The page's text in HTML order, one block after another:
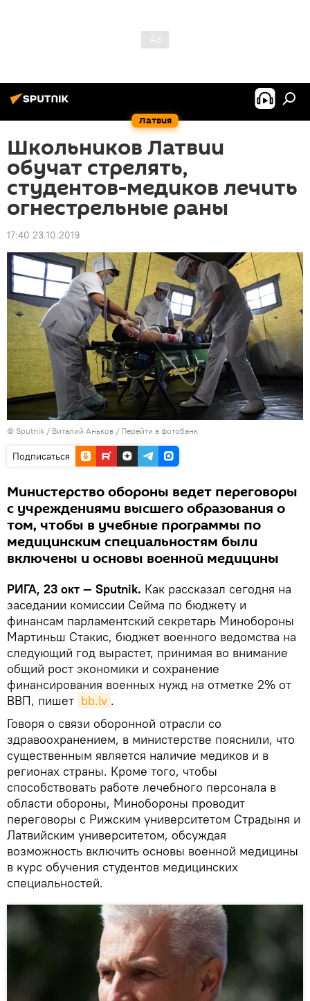
Латвия
Школьников Латвии
обучат стрелять,
студентов-медиков лечить
огнестрельные раны
17:40 23.10.2019
© Sputnik / Виталий Аньков / Перейти в фотобанк
Подписаться
Министерство обороны ведет переговоры
с учреждениями высшего образования о
том, чтобы в учебные программы по
медицинским специальностям были
включены и основы военной медицины
РИГА, 23 окт — Sputnik. Как рассказал сегодня на
заседании комиссии Сейма по бюджету и
финансам парламентский секретарь Минобороны
Мартиньш Стакис, бюджет военного ведомства на
следующий год вырастет, принимая во внимание
общий рост экономики и сохранение
финансирования военных нужд на отметке 2% от
ВВП, пишет bb.lv .
Говоря о связи оборонной отрасли со
здравоохранением, в министерстве пояснили, что
существенным является наличие медиков и в
регионах страны. Кроме того, чтобы
способствовать работе лечебного персонала в
области обороны, Минобороны проводит
переговоры с Рижским университетом Страдыня и
Латвийским университетом, обсуждая
возможность включить основы военной медицины
в курс обучения студентов медицинских
специальностей.